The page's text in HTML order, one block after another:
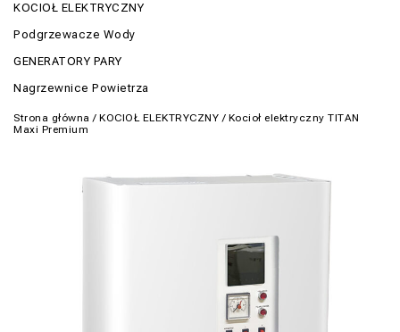
KOCIOŁ ELEKTRYCZNY
Podgrzewacze Wody
GENERATORY PARY
Nagrzewnice Powietrza
Strona główna / KOCIOŁ ELEKTRYCZNY / Kocioł elektryczny TITAN
Maxi Premium